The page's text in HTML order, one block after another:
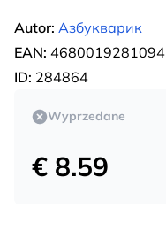
Autor: Азбукварик
EAN: 4680019281094
ID: 284864
Wyprzedane
€ 8.59